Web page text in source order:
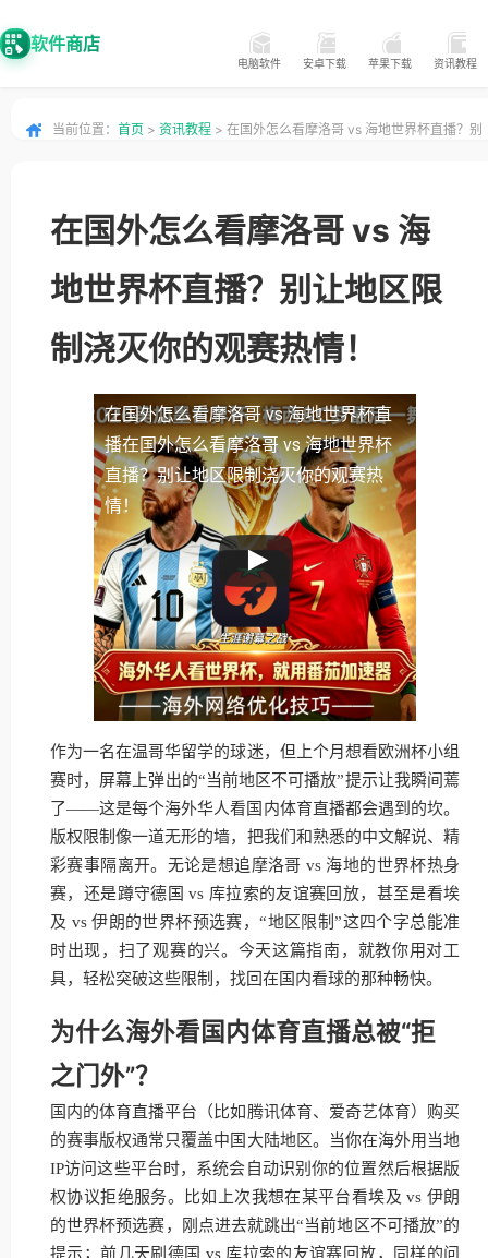
软件商店
电脑软件 安卓下载 苹果下载 资讯教程
当前位置： 首页 > 资讯教程 > 在国外怎么看摩洛哥 vs 海地世界杯直播？别
在国外怎么看摩洛哥 vs 海
地世界杯直播？别让地区限
制浇灭你的观赛热情！
在国外怎么看摩洛哥 vs 海地世界杯直
播在国外怎么看摩洛哥 vs 海地世界杯
直播？别让地区限制浇灭你的观赛热
情！
作为一名在温哥华留学的球迷，但上个月想看欧洲杯小组
赛时，屏幕上弹出的“当前地区不可播放”提示让我瞬间蔫
了——这是每个海外华人看国内体育直播都会遇到的坎。
版权限制像一道无形的墙，把我们和熟悉的中文解说、精
彩赛事隔离开。无论是想追摩洛哥 vs 海地的世界杯热身
赛，还是蹲守德国 vs 库拉索的友谊赛回放，甚至是看埃
及 vs 伊朗的世界杯预选赛，“地区限制”这四个字总能准
时出现，扫了观赛的兴。今天这篇指南，就教你用对工
具，轻松突破这些限制，找回在国内看球的那种畅快。
为什么海外看国内体育直播总被“拒
之门外”？
国内的体育直播平台（比如腾讯体育、爱奇艺体育）购买
的赛事版权通常只覆盖中国大陆地区。当你在海外用当地
IP访问这些平台时，系统会自动识别你的位置然后根据版
权协议拒绝服务。比如上次我想在某平台看埃及 vs 伊朗
的世界杯预选赛，刚点进去就跳出“当前地区不可播放”的
提示；前几天刷德国 vs 库拉索的友谊赛回放，同样的问